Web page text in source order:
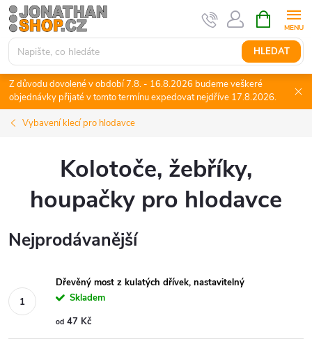
Přejít
na
obsah
HLEDAT
NÁKUPNÍ
KOŠÍK
Z důvodu dovolené v období 7.8. - 16.8.2026 budeme veškeré
objednávky přijaté v tomto termínu expedovat nejdříve 17.8.2026.
Vybavení klecí pro hlodavce
Kolotoče, žebříky,
houpačky pro hlodavce
Nejprodávanější
Dřevěný most z kulatých dřívek, nastavitelný
Skladem
od 47 Kč